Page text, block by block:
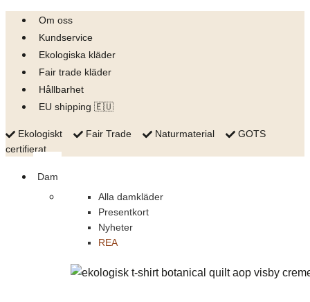
Skip
content
Om oss
Kundservice
Ekologiska kläder
Fair trade kläder
Hållbarhet
EU shipping 🇪🇺
Ekologiskt Fair Trade Naturmaterial
GOTS
certifierat
Dam
Alla damkläder
Presentkort
Nyheter
REA